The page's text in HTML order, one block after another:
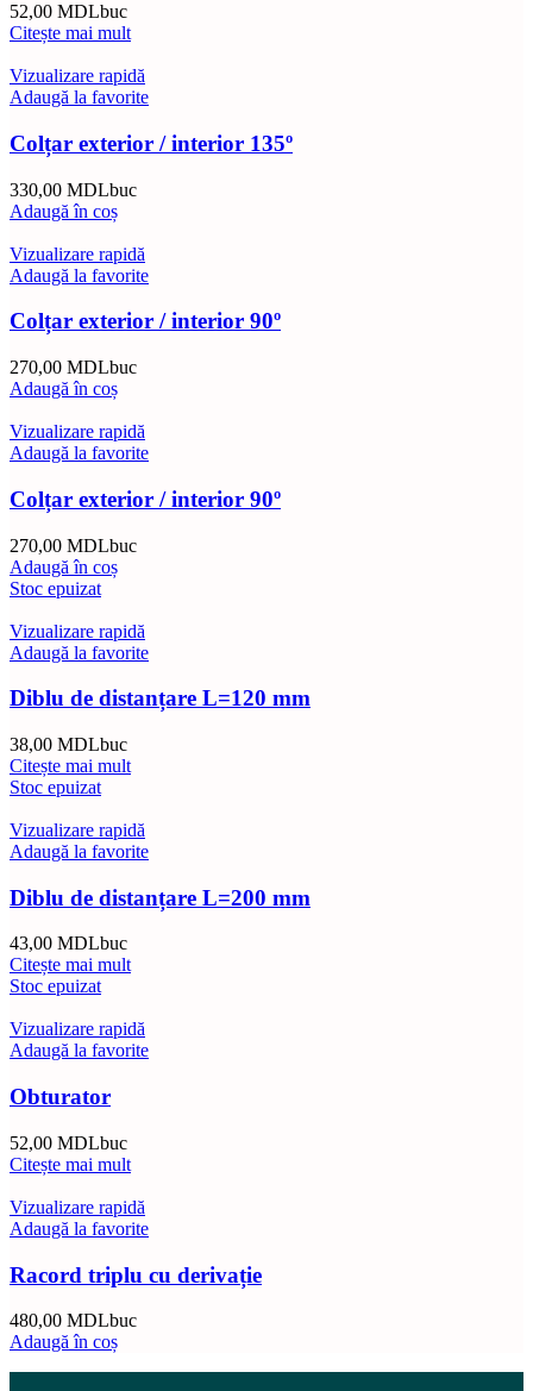
52,00 MDLbuc
Citește mai mult
Vizualizare rapidă
Adaugă la favorite
Colțar exterior / interior 135º
330,00 MDLbuc
Adaugă în coș
Vizualizare rapidă
Adaugă la favorite
Colțar exterior / interior 90º
270,00 MDLbuc
Adaugă în coș
Vizualizare rapidă
Adaugă la favorite
Colțar exterior / interior 90º
270,00 MDLbuc
Adaugă în coș
Stoc epuizat
Vizualizare rapidă
Adaugă la favorite
Diblu de distanțare L=120 mm
38,00 MDLbuc
Citește mai mult
Stoc epuizat
Vizualizare rapidă
Adaugă la favorite
Diblu de distanțare L=200 mm
43,00 MDLbuc
Citește mai mult
Stoc epuizat
Vizualizare rapidă
Adaugă la favorite
Obturator
52,00 MDLbuc
Citește mai mult
Vizualizare rapidă
Adaugă la favorite
Racord triplu cu derivație
480,00 MDLbuc
Adaugă în coș